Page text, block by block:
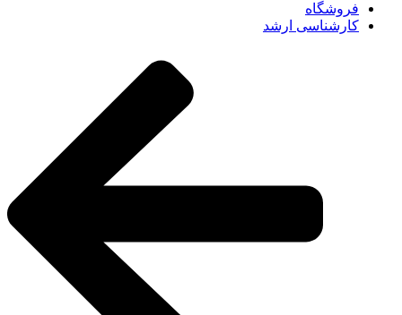
فروشگاه
کارشناسی ارشد